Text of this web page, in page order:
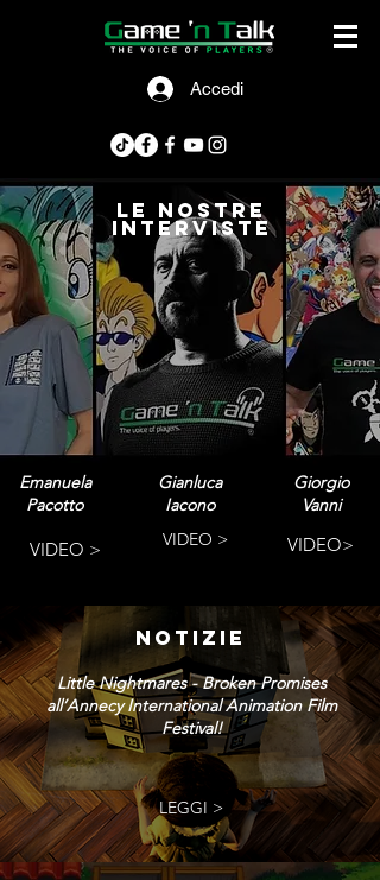
Accedi
le nostre
interviste
Emanuela
Pacotto
VIDEO >
Gianluca
Iacono
VIDEO >
Giorgio
Vanni
VIDEO>
NOTIZIE
Little Nightmares - Broken Promises
all’Annecy International Animation Film
Festival!
LEGGI >